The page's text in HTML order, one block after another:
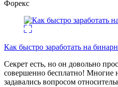
Форекс
Как быстро заработать на
Секрет есть, но он довольно
совершенно бесплатно! Многие
задавались вопросом